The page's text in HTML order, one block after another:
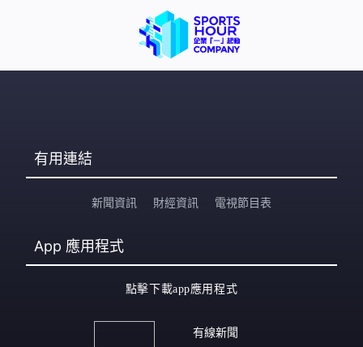
有用連結
新聞資訊 財經資訊 電視節目表
App 應用程式
點擊下載app應用程式
有線新聞